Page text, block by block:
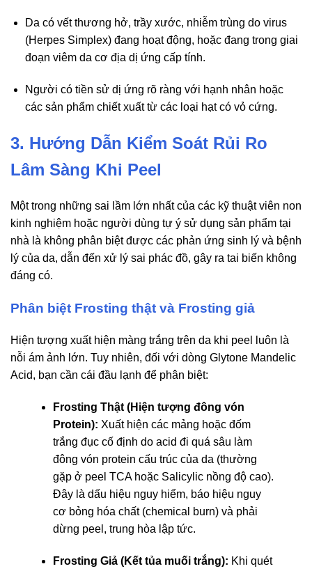
Da có vết thương hở, trầy xước, nhiễm trùng do virus
(Herpes Simplex) đang hoạt động, hoặc đang trong giai
đoạn viêm da cơ địa dị ứng cấp tính.
Người có tiền sử dị ứng rõ ràng với hạnh nhân hoặc
các sản phẩm chiết xuất từ các loại hạt có vỏ cứng.
3. Hướng Dẫn Kiểm Soát Rủi Ro
Lâm Sàng Khi Peel
Một trong những sai lầm lớn nhất của các kỹ thuật viên non
kinh nghiệm hoặc người dùng tự ý sử dụng sản phẩm tại
nhà là không phân biệt được các phản ứng sinh lý và bệnh
lý của da, dẫn đến xử lý sai phác đồ, gây ra tai biến không
đáng có.
Phân biệt Frosting thật và Frosting giả
Hiện tượng xuất hiện màng trắng trên da khi peel luôn là
nỗi ám ảnh lớn. Tuy nhiên, đối với dòng Glytone Mandelic
Acid, bạn cần cái đầu lạnh để phân biệt:
Frosting Thật (Hiện tượng đông vón
Protein): Xuất hiện các mảng hoặc đốm
trắng đục cố định do acid đi quá sâu làm
đông vón protein cấu trúc của da (thường
gặp ở peel TCA hoặc Salicylic nồng độ cao).
Đây là dấu hiệu nguy hiểm, báo hiệu nguy
cơ bỏng hóa chất (chemical burn) và phải
dừng peel, trung hòa lập tức.
Frosting Giả (Kết tủa muối trắng): Khi quét